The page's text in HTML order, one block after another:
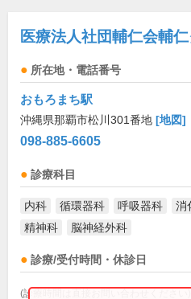
医療法人社団輔仁会輔
所在地・電話番号
おもろまち駅
沖縄県那覇市松川301番地 [地図]
098-885-6605
診療科目
内科 循環器科 呼吸器科 消
精神科
脳神経外科
診療/受付時間・休診日
(診療時間は直接お問い合わせください)